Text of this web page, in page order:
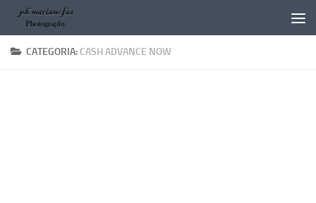
Salta al contenuto
CATEGORIA: CASH ADVANCE NOW